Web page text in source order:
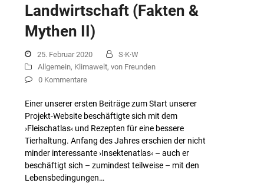
Landwirtschaft (Fakten &
Mythen II)
25. Februar 2020
S·K·W
Allgemein, Klimawelt,von Freunden
0 Kommentare
Einer unserer ersten Beiträge zum Start unserer
Projekt-Website beschäftigte sich mit dem
›Fleischatlas‹ und Rezepten für eine bessere
Tierhaltung. Anfang des Jahres erschien der nicht
minder interessante ›Insektenatlas‹ – auch er
beschäftigt sich – zumindest teilweise – mit den
Lebensbedingungen…